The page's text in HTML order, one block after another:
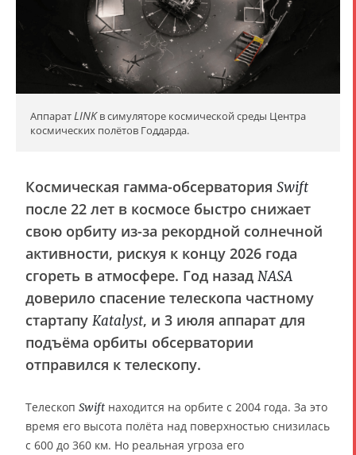
Аппарат LINKв симуляторе космической среды Центра
космических полётов Годдарда.
Космическая гамма-обсерватория Swift
после 22 лет в космосе быстро снижает
свою орбиту из-за рекордной солнечной
активности, рискуя к концу 2026 года
сгореть в атмосфере. Год назад NASA
доверило спасение телескопа частному
стартапу Katalyst, и 3 июля аппарат для
подъёма орбиты обсерватории
отправился к телескопу.
Телескоп Swift находится на орбите с 2004 года. За это
время его высота полёта над поверхностью снизилась
с 600 до 360 км. Но реальная угроза его